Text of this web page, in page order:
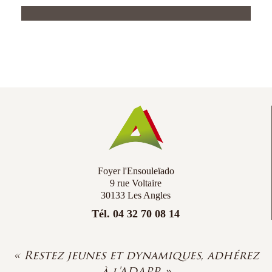
Foyer l'Ensouleïado
9 rue Voltaire
30133 Les Angles
Tél. 04 32 70 08 14
« Restez jeunes et dynamiques, adhérez